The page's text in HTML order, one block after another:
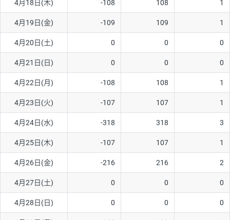
ソ/円は10万通貨単位。
4月18日(木) -108 108 1
4月19日(金) -109 109 1
4月20日(土) 0 0 0
4月21日(日) 0 0 0
4月22日(月) -108 108 1
4月23日(火) -107 107 1
4月24日(水) -318 318 3
4月25日(木) -107 107 1
4月26日(金) -216 216 2
4月27日(土) 0 0 0
4月28日(日) 0 0 0